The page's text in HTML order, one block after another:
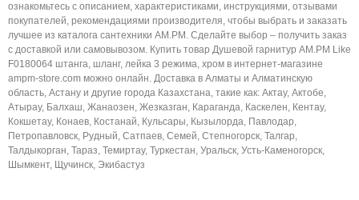
ознакомьтесь с описанием, характеристиками, инструкциями, отзывами
покупателей, рекомендациями производителя, чтобы выбрать и заказать
лучшее из каталога сантехники AM.PM. Сделайте выбор – получить заказ
с доставкой или самовывозом. Купить товар Душевой гарнитур AM.PM Like
F0180064 штанга, шланг, лейка 3 режима, хром в интернет-магазине
ampm-store.com можно онлайн. Доставка в Алматы и Алматинскую
область, Астану и другие города Казахстана, такие как: Актау, Актобе,
Атырау, Балхаш, Жанаозен, Жезказган, Караганда, Каскелен, Кентау,
Кокшетау, Конаев, Костанай, Кульсары, Кызылорда, Павлодар,
Петропавловск, Рудный, Сатпаев, Семей, Степногорск, Талгар,
Талдыкорган, Тараз, Темиртау, Туркестан, Уральск, Усть-Каменогорск,
Шымкент, Щучинск, Экибастуз